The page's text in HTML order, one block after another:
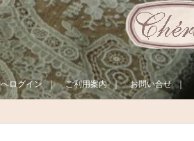
ログイン｜ ご利用案内｜ お問い合せ｜